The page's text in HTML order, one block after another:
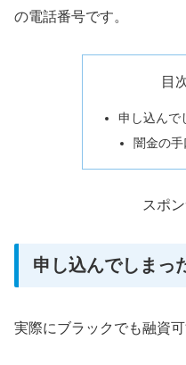
の電話番号です。
目
申し込んで
闇金の手
スポ
申し込んでしまっ
実際にブラックでも融資